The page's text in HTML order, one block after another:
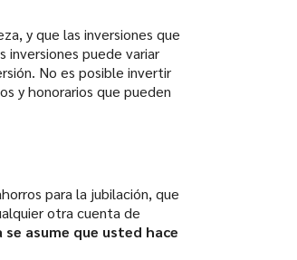
y que las inversiones que
inversiones puede variar
No es posible invertir
y honorarios que pueden
para la jubilación, que
otra cuenta de
asume que usted hace